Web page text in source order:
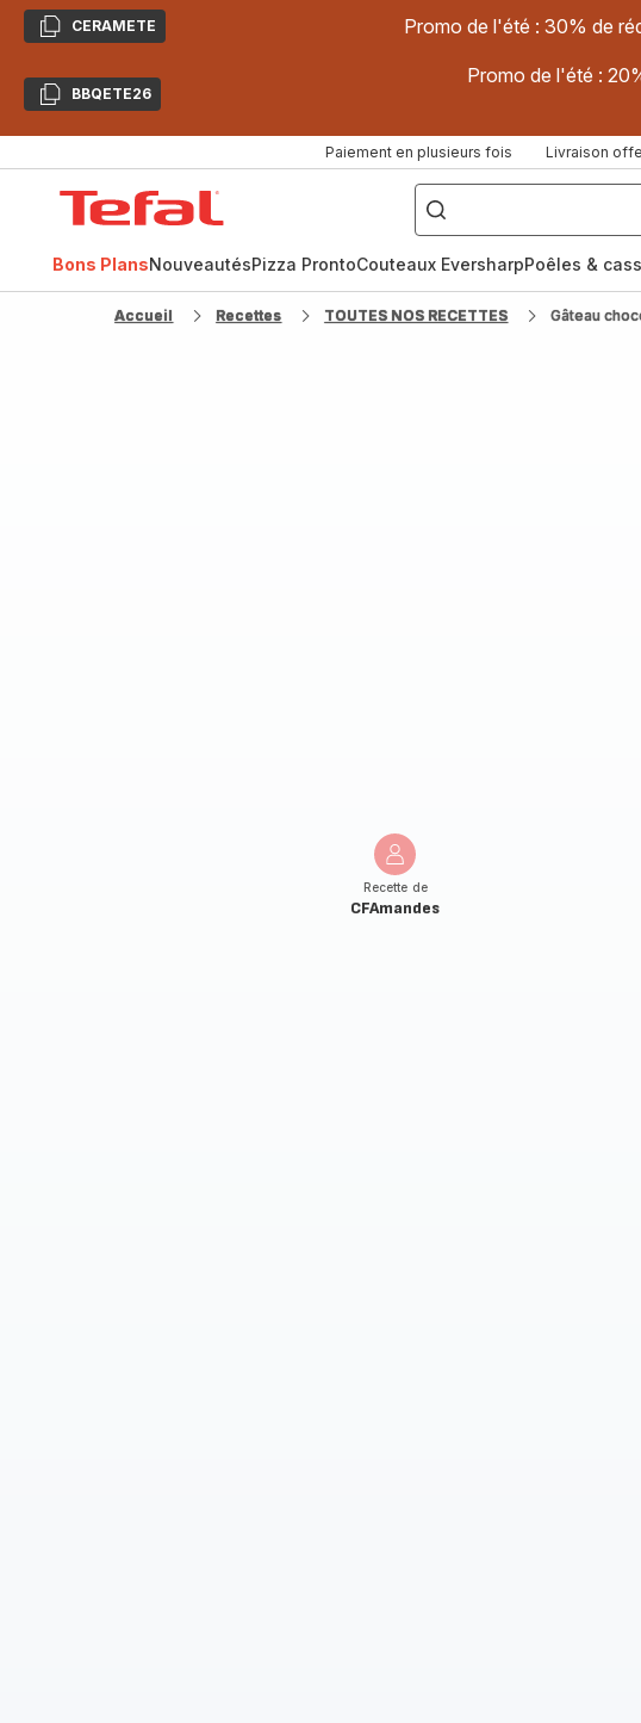
CopierCERAMETE Promo de l'été : 30% de
CopierBBQETE26
Promo de l'été :
Paiement en plusieurs fois Livraison
["Poêles
inox,
Cake
Factory,
Bons PlansNouveautésPizza ProntoCouteaux EversharpPoêles &
Accueil Recettes TOUTES NOS RECETTES Gâteau
Recette de
CFAmandes